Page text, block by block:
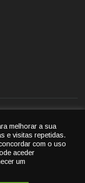
de cookies
e Nandufe
melhorar a sua
e visitas repetidas.
com o uso
aceder
um